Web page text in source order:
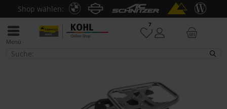
Shop wählen:
7
Menü
Koffer- & Topcaseträger